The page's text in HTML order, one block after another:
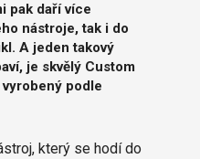
pak daří více
nástroje, tak i do
A jeden takový
je skvělý Custom
vyrobený podle
který se hodí do